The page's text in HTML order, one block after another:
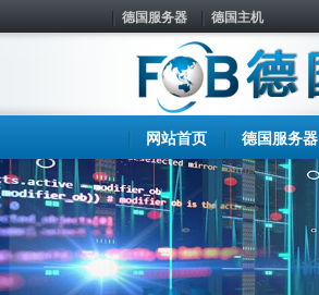
德国服务器 德国主机
网站首页 德国服务器